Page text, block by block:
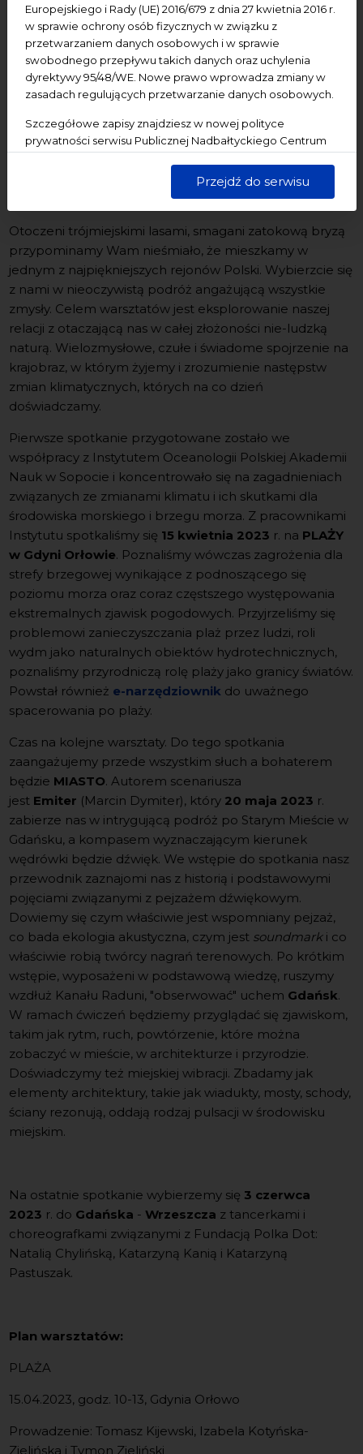
Europejskiego i Rady (UE) 2016/679 z dnia 27 kwietnia 2016 r.
w sprawie ochrony osób fizycznych w związku z
przetwarzaniem danych osobowych i w sprawie
swobodnego przepływu takich danych oraz uchylenia
dyrektywy 95/48/WE. Nowe prawo wprowadza zmiany w
zasadach regulujących przetwarzanie danych osobowych.
Szczegółowe zapisy znajdziesz w nowej polityce
prywatności serwisu Publicznej Nadbałtyckiego Centrum
dane są przetwarzane w sposób bezpieczny, z należytą
starannością i zgodnie z obowiązującymi przepisami.
Przejdź do serwisu
Miejsce wydarzenia:Gdańsk - Stare Miasto/ Ołowianka
Dla kogo:warsztaty dla młodzieży od lat 15 oraz
dorosłych;
Wstęp:bilety 30 zł (ulgowe) i 40 zł
(normalne)
www.nck.interticket.pl
Kuratorki projektu:Aleksandra Kminikowska, Anna
Otoczeni trójmiejskimi lasami, smagani zatokową bryzą
przypominamy Wam nieśmiało, że mieszkamy w
jednym z najpiękniejszych rejonów Polski. Wybierzcie się
z nami w nieoczywistą podróż angażującą wszystkie
zmysły. Celem warsztatów jest eksplorowanie naszej
relacji z otaczającą nas w całej złożoności nie-ludzką
naturą. Wielozmysłowe, czułe i świadome spojrzenie na
krajobraz, w którym żyjemy i zrozumienie następstw
zmian klimatycznych, których na co dzień
doświadczamy.
Pierwsze spotkanie przygotowane zostało we
współpracy z Instytutem Oceanologii Polskiej Akademii
Nauk w Sopocie i koncentrowało się na zagadnieniach
związanych ze zmianami klimatu i ich skutkami dla
środowiska morskiego i brzegu morza. Z pracownikami
Instytutu spotkaliśmy się 15 kwietnia 2023 r. na PLAŻY
w Gdyni Orłowie. Poznaliśmy wówczas zagrożenia dla
strefy brzegowej wynikające z podnoszącego się
poziomu morza oraz coraz częstszego występowania
ekstremalnych zjawisk pogodowych. Przyjrzeliśmy się
problemowi zanieczyszczania plaż przez ludzi, roli
wydm jako naturalnych obiektów hydrotechnicznych,
poznaliśmy przyrodniczą rolę plaży jako granicy światów.
Powstał również e-narzędziownik do uważnego
spacerowania po plaży.
Czas na kolejne warsztaty. Do tego spotkania
zaangażujemy przede wszystkim słuch a bohaterem
będzie MIASTO. Autorem scenariusza
jest Emiter (Marcin Dymiter), który 20 maja 2023 r.
zabierze nas w intrygującą podróż po Starym Mieście w
Gdańsku, a kompasem wyznaczającym kierunek
wędrówki będzie dźwięk. We wstępie do spotkania nasz
przewodnik zaznajomi nas z historią i podstawowymi
pojęciami związanymi z pejzażem dźwiękowym.
Dowiemy się czym właściwie jest wspomniany pejzaż,
co bada ekologia akustyczna, czym jest soundmarki co
właściwie robią twórcy nagrań terenowych. Po krótkim
wstępie, wyposażeni w podstawową wiedzę, ruszymy
wzdłuż Kanału Raduni, "obserwować" uchem Gdańsk.
W ramach ćwiczeń będziemy przyglądać się zjawiskom,
takim jak rytm, ruch, powtórzenie, które można
zobaczyć w mieście, w architekturze i przyrodzie.
Doświadczymy też miejskiej wibracji. Zbadamy jak
elementy architektury, takie jak wiadukty, mosty, schody,
ściany rezonują, oddają rodzaj pulsacji w środowisku
miejskim.
Na ostatnie spotkanie wybierzemy się 3 czerwca
2023 r. do Gdańska -Wrzeszcza z tancerkami i
choreografkami związanymi z Fundacją Polka Dot:
Natalią Chylińską, Katarzyną Kanią i Katarzyną
Pastuszak.
Plan warsztatów:
PLAŻA
15.04.2023, godz. 10-13, Gdynia Orłowo
Prowadzenie: Tomasz Kijewski, Izabela Kotyńska-
Zielińska i Tymon Zieliński